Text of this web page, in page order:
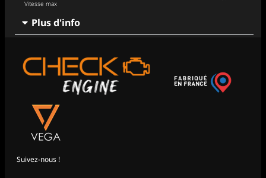
Vitesse max
Plus d'info
Suivez-nous !